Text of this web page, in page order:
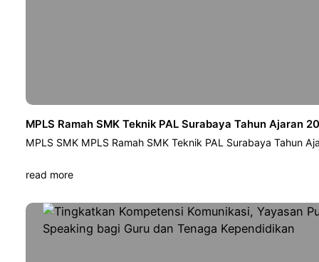
MPLS Ramah SMK Teknik PAL Surabaya Tahun Ajaran
MPLS SMK MPLS Ramah SMK Teknik PAL Surabaya Tahun
read more